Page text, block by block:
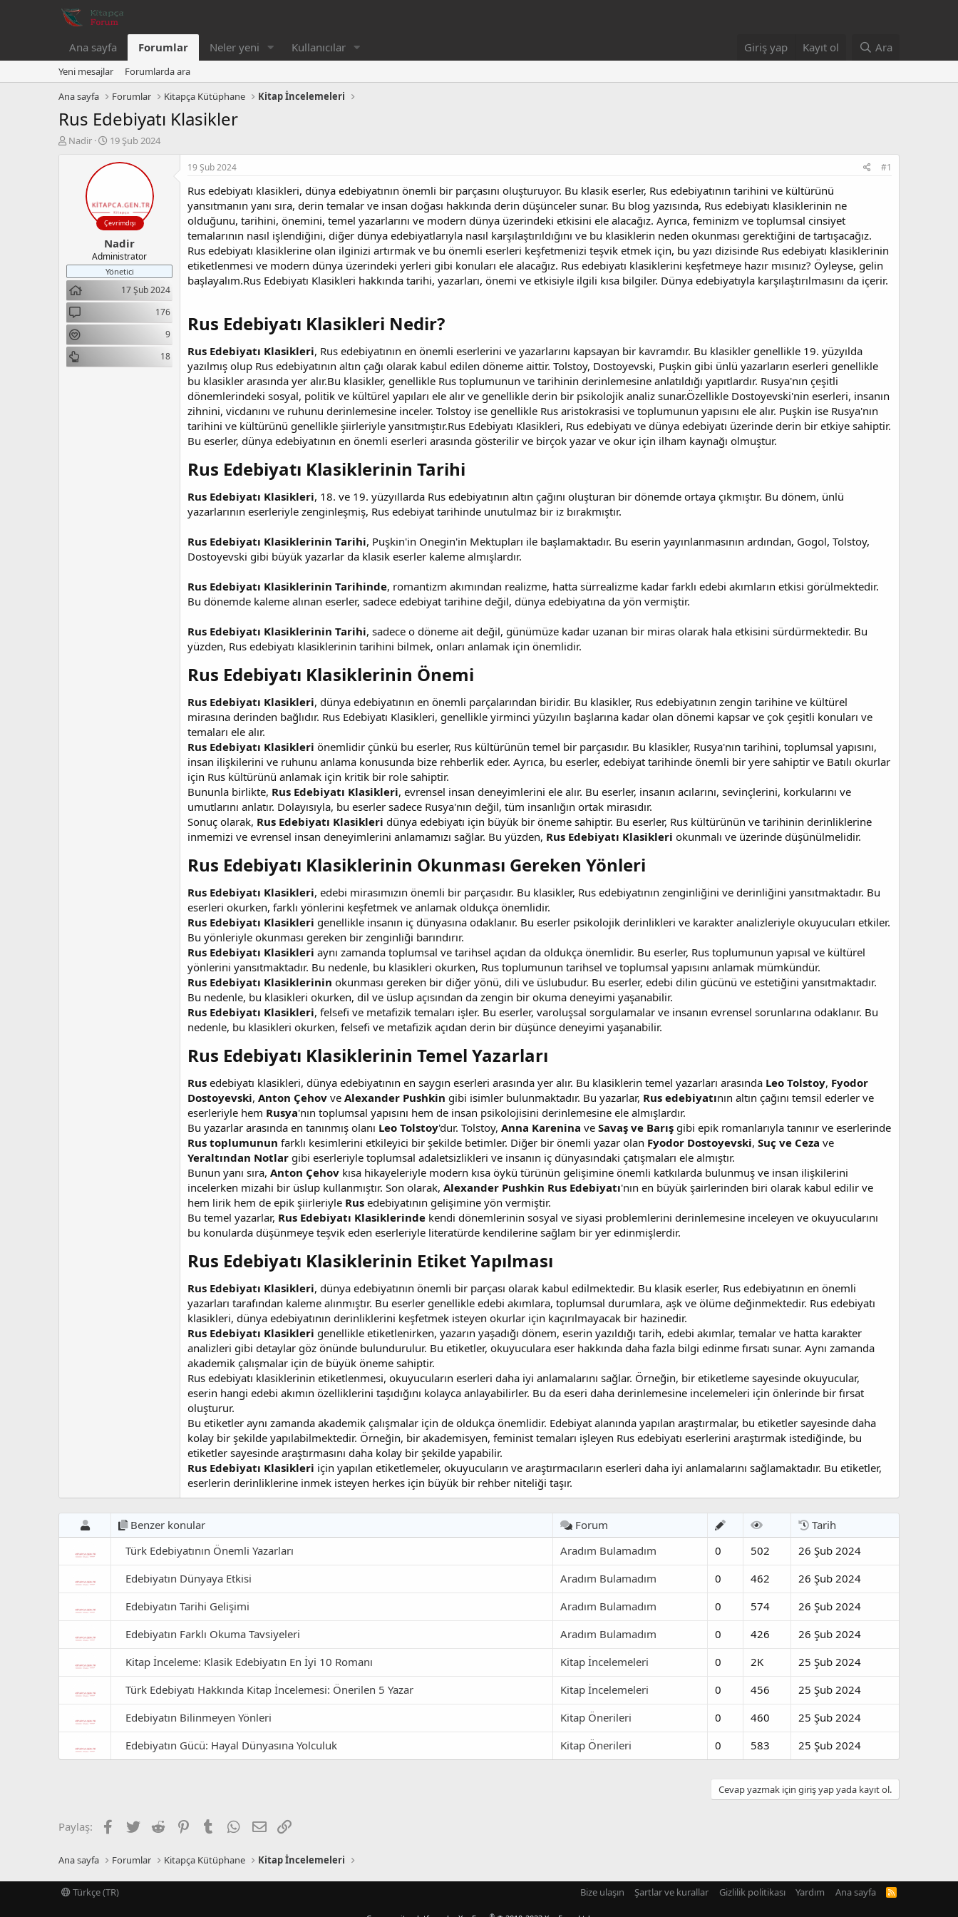
Ana sayfa Forumlar Neler yeni Kullanıcılar Giriş yap Kayıt ol Ara
Yeni mesajlar
Forumlarda ara
Ana sayfa
Forumlar Kitapça Kütüphane Kitap İncelemeleri
Rus Edebiyatı Klasikler
K
l
a
t
a
n
Nadir
B
ş
n
g
ı
ç
t
a
r
h
i
19 Şub 2024
Çevrimdışı
Nadir
Administrator
Yönetici
17 Şub 2024
176
9
18
19 Şub 2024 #1
Rus edebiyatı klasikleri, dünya edebiyatının önemli bir parçasını oluşturuyor. Bu klasik eserler, Rus edebiyatının tarihini ve kültürünü
yansıtmanın yanı sıra, derin temalar ve insan doğası hakkında derin düşünceler sunar. Bu blog yazısında, Rus edebiyatı klasiklerinin ne
olduğunu, tarihini, önemini, temel yazarlarını ve modern dünya üzerindeki etkisini ele alacağız. Ayrıca, feminizm ve toplumsal cinsiyet
temalarının nasıl işlendiğini, diğer dünya edebiyatlarıyla nasıl karşılaştırıldığını ve bu klasiklerin neden okunması gerektiğini de tartışacağız.
Rus edebiyatı klasiklerine olan ilginizi artırmak ve bu önemli eserleri keşfetmenizi teşvik etmek için, bu yazı dizisinde Rus edebiyatı klasiklerinin
etiketlenmesi ve modern dünya üzerindeki yerleri gibi konuları ele alacağız. Rus edebiyatı klasiklerini keşfetmeye hazır mısınız? Öyleyse, gelin
başlayalım.Rus Edebiyatı Klasikleri hakkında tarihi, yazarları, önemi ve etkisiyle ilgili kısa bilgiler. Dünya edebiyatıyla karşılaştırılmasını da içerir.
Rus Edebiyatı Klasikleri Nedir?​
Rus Edebiyatı Klasikleri, Rus edebiyatının en önemli eserlerini ve yazarlarını kapsayan bir kavramdır. Bu klasikler genellikle 19. yüzyılda
yazılmış olup Rus edebiyatının altın çağı olarak kabul edilen döneme aittir. Tolstoy, Dostoyevski, Puşkin gibi ünlü yazarların eserleri genellikle
bu klasikler arasında yer alır.Bu klasikler, genellikle Rus toplumunun ve tarihinin derinlemesine anlatıldığı yapıtlardır. Rusya'nın çeşitli
dönemlerindeki sosyal, politik ve kültürel yapıları ele alır ve genellikle derin bir psikolojik analiz sunar.Özellikle Dostoyevski'nin eserleri, insanın
zihnini, vicdanını ve ruhunu derinlemesine inceler. Tolstoy ise genellikle Rus aristokrasisi ve toplumunun yapısını ele alır. Puşkin ise Rusya'nın
tarihini ve kültürünü genellikle şiirleriyle yansıtmıştır.Rus Edebiyatı Klasikleri, Rus edebiyatı ve dünya edebiyatı üzerinde derin bir etkiye sahiptir.
Bu eserler, dünya edebiyatının en önemli eserleri arasında gösterilir ve birçok yazar ve okur için ilham kaynağı olmuştur.
Rus Edebiyatı Klasiklerinin Tarihi​
Rus Edebiyatı Klasikleri, 18. ve 19. yüzyıllarda Rus edebiyatının altın çağını oluşturan bir dönemde ortaya çıkmıştır. Bu dönem, ünlü
yazarlarının eserleriyle zenginleşmiş, Rus edebiyat tarihinde unutulmaz bir iz bırakmıştır.
Rus Edebiyatı Klasiklerinin Tarihi, Puşkin'in Onegin'in Mektupları ile başlamaktadır. Bu eserin yayınlanmasının ardından, Gogol, Tolstoy,
Dostoyevski gibi büyük yazarlar da klasik eserler kaleme almışlardır.
Rus Edebiyatı Klasiklerinin Tarihinde, romantizm akımından realizme, hatta sürrealizme kadar farklı edebi akımların etkisi görülmektedir.
Bu dönemde kaleme alınan eserler, sadece edebiyat tarihine değil, dünya edebiyatına da yön vermiştir.
Rus Edebiyatı Klasiklerinin Tarihi, sadece o döneme ait değil, günümüze kadar uzanan bir miras olarak hala etkisini sürdürmektedir. Bu
yüzden, Rus edebiyatı klasiklerinin tarihini bilmek, onları anlamak için önemlidir.
Rus Edebiyatı Klasiklerinin Önemi​
Rus Edebiyatı Klasikleri, dünya edebiyatının en önemli parçalarından biridir. Bu klasikler, Rus edebiyatının zengin tarihine ve kültürel
mirasına derinden bağlıdır. Rus Edebiyatı Klasikleri, genellikle yirminci yüzyılın başlarına kadar olan dönemi kapsar ve çok çeşitli konuları ve
temaları ele alır.
Rus Edebiyatı Klasikleri önemlidir çünkü bu eserler, Rus kültürünün temel bir parçasıdır. Bu klasikler, Rusya'nın tarihini, toplumsal yapısını,
insan ilişkilerini ve ruhunu anlama konusunda bize rehberlik eder. Ayrıca, bu eserler, edebiyat tarihinde önemli bir yere sahiptir ve Batılı okurlar
için Rus kültürünü anlamak için kritik bir role sahiptir.
Bununla birlikte, Rus Edebiyatı Klasikleri, evrensel insan deneyimlerini ele alır. Bu eserler, insanın acılarını, sevinçlerini, korkularını ve
umutlarını anlatır. Dolayısıyla, bu eserler sadece Rusya'nın değil, tüm insanlığın ortak mirasıdır.
Sonuç olarak, Rus Edebiyatı Klasikleri dünya edebiyatı için büyük bir öneme sahiptir. Bu eserler, Rus kültürünün ve tarihinin derinliklerine
inmemizi ve evrensel insan deneyimlerini anlamamızı sağlar. Bu yüzden, Rus Edebiyatı Klasikleri okunmalı ve üzerinde düşünülmelidir.
Rus Edebiyatı Klasiklerinin Okunması Gereken Yönleri​
Rus Edebiyatı Klasikleri, edebi mirasımızın önemli bir parçasıdır. Bu klasikler, Rus edebiyatının zenginliğini ve derinliğini yansıtmaktadır. Bu
eserleri okurken, farklı yönlerini keşfetmek ve anlamak oldukça önemlidir.
Rus Edebiyatı Klasikleri genellikle insanın iç dünyasına odaklanır. Bu eserler psikolojik derinlikleri ve karakter analizleriyle okuyucuları etkiler.
Bu yönleriyle okunması gereken bir zenginliği barındırır.
Rus Edebiyatı Klasikleri aynı zamanda toplumsal ve tarihsel açıdan da oldukça önemlidir. Bu eserler, Rus toplumunun yapısal ve kültürel
yönlerini yansıtmaktadır. Bu nedenle, bu klasikleri okurken, Rus toplumunun tarihsel ve toplumsal yapısını anlamak mümkündür.
Rus Edebiyatı Klasiklerinin okunması gereken bir diğer yönü, dili ve üslubudur. Bu eserler, edebi dilin gücünü ve estetiğini yansıtmaktadır.
Bu nedenle, bu klasikleri okurken, dil ve üslup açısından da zengin bir okuma deneyimi yaşanabilir.
Rus Edebiyatı Klasikleri, felsefi ve metafizik temaları işler. Bu eserler, varoluşsal sorgulamalar ve insanın evrensel sorunlarına odaklanır. Bu
nedenle, bu klasikleri okurken, felsefi ve metafizik açıdan derin bir düşünce deneyimi yaşanabilir.
Rus Edebiyatı Klasiklerinin Temel Yazarları​
Rus edebiyatı klasikleri, dünya edebiyatının en saygın eserleri arasında yer alır. Bu klasiklerin temel yazarları arasında Leo Tolstoy, Fyodor
Dostoyevski, Anton Çehov ve Alexander Pushkin gibi isimler bulunmaktadır. Bu yazarlar, Rus edebiyatının altın çağını temsil ederler ve
eserleriyle hem Rusya'nın toplumsal yapısını hem de insan psikolojisini derinlemesine ele almışlardır.
Bu yazarlar arasında en tanınmış olanı Leo Tolstoy'dur. Tolstoy, Anna Karenina ve Savaş ve Barış gibi epik romanlarıyla tanınır ve eserlerinde
Rus toplumunun farklı kesimlerini etkileyici bir şekilde betimler. Diğer bir önemli yazar olan Fyodor Dostoyevski, Suç ve Ceza ve
Yeraltından Notlar gibi eserleriyle toplumsal adaletsizlikleri ve insanın iç dünyasındaki çatışmaları ele almıştır.
Bunun yanı sıra, Anton Çehov kısa hikayeleriyle modern kısa öykü türünün gelişimine önemli katkılarda bulunmuş ve insan ilişkilerini
incelerken mizahi bir üslup kullanmıştır. Son olarak, Alexander Pushkin Rus Edebiyatı'nın en büyük şairlerinden biri olarak kabul edilir ve
hem lirik hem de epik şiirleriyle Rus edebiyatının gelişimine yön vermiştir.
Bu temel yazarlar, Rus Edebiyatı Klasiklerinde kendi dönemlerinin sosyal ve siyasi problemlerini derinlemesine inceleyen ve okuyucularını
bu konularda düşünmeye teşvik eden eserleriyle literatürde kendilerine sağlam bir yer edinmişlerdir.
Rus Edebiyatı Klasiklerinin Etiket Yapılması​
Rus Edebiyatı Klasikleri, dünya edebiyatının önemli bir parçası olarak kabul edilmektedir. Bu klasik eserler, Rus edebiyatının en önemli
yazarları tarafından kaleme alınmıştır. Bu eserler genellikle edebi akımlara, toplumsal durumlara, aşk ve ölüme değinmektedir. Rus edebiyatı
klasikleri, dünya edebiyatının derinliklerini keşfetmek isteyen okurlar için kaçırılmayacak bir hazinedir.
Rus Edebiyatı Klasikleri genellikle etiketlenirken, yazarın yaşadığı dönem, eserin yazıldığı tarih, edebi akımlar, temalar ve hatta karakter
analizleri gibi detaylar göz önünde bulundurulur. Bu etiketler, okuyuculara eser hakkında daha fazla bilgi edinme fırsatı sunar. Aynı zamanda
akademik çalışmalar için de büyük öneme sahiptir.
Rus edebiyatı klasiklerinin etiketlenmesi, okuyucuların eserleri daha iyi anlamalarını sağlar. Örneğin, bir etiketleme sayesinde okuyucular,
eserin hangi edebi akımın özelliklerini taşıdığını kolayca anlayabilirler. Bu da eseri daha derinlemesine incelemeleri için önlerinde bir fırsat
oluşturur.
Bu etiketler aynı zamanda akademik çalışmalar için de oldukça önemlidir. Edebiyat alanında yapılan araştırmalar, bu etiketler sayesinde daha
kolay bir şekilde yapılabilmektedir. Örneğin, bir akademisyen, feminist temaları işleyen Rus edebiyatı eserlerini araştırmak istediğinde, bu
etiketler sayesinde araştırmasını daha kolay bir şekilde yapabilir.
Rus Edebiyatı Klasikleri için yapılan etiketlemeler, okuyucuların ve araştırmacıların eserleri daha iyi anlamalarını sağlamaktadır. Bu etiketler,
eserlerin derinliklerine inmek isteyen herkes için büyük bir rehber niteliği taşır.
Benzer konular Forum
Tarih
Türk Edebiyatının Önemli Yazarları
Aradım Bulamadım 0 502
26 Şub 2024
Edebiyatın Dünyaya Etkisi
Aradım Bulamadım 0 462
26 Şub 2024
Edebiyatın Tarihi Gelişimi
Aradım Bulamadım 0 574
26 Şub 2024
Edebiyatın Farklı Okuma Tavsiyeleri
Aradım Bulamadım 0 426
26 Şub 2024
Kitap İnceleme: Klasik Edebiyatın En İyi 10 Romanı
Kitap İncelemeleri 0 2K
25 Şub 2024
Türk Edebiyatı Hakkında Kitap İncelemesi: Önerilen 5 Yazar
Kitap İncelemeleri 0 456
25 Şub 2024
Edebiyatın Bilinmeyen Yönleri
Kitap Önerileri 0 460
25 Şub 2024
Edebiyatın Gücü: Hayal Dünyasına Yolculuk
Kitap Önerileri 0 583 25 Şub 2024
Cevap yazmak için giriş yap yada kayıt ol.
Paylaş: Facebook
Twitter Reddit PinterestTumblr WhatsApp
E-posta
Ana sayfa Forumlar Kitapça Kütüphane Kitap İncelemeleri
Türkçe (TR) Bize ulaşın Şartlar ve kurallar Gizlilik politikası Yardım Ana sayfa
R